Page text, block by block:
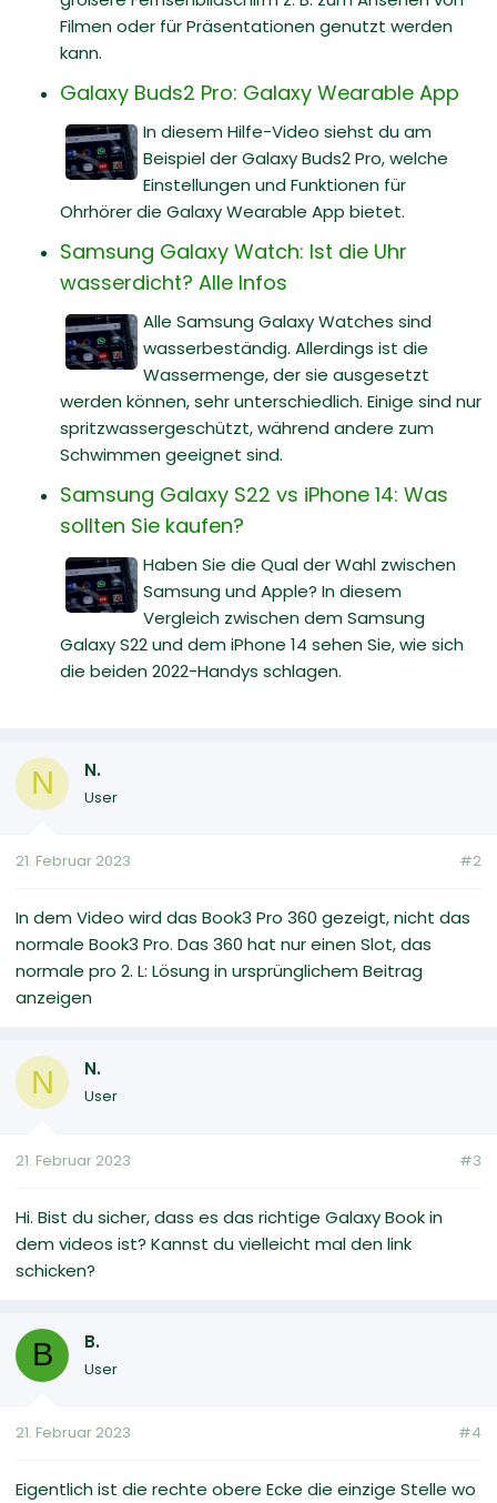
Filmen oder für Präsentationen genutzt werden
kann.
Galaxy Buds2 Pro: Galaxy Wearable App
In diesem Hilfe-Video siehst du am
Beispiel der Galaxy Buds2 Pro, welche
Einstellungen und Funktionen für
Ohrhörer die Galaxy Wearable App bietet.
Samsung Galaxy Watch: Ist die Uhr
wasserdicht? Alle Infos
Alle Samsung Galaxy Watches sind
wasserbeständig. Allerdings ist die
Wassermenge, der sie ausgesetzt
werden können, sehr unterschiedlich. Einige sind nur
spritzwassergeschützt, während andere zum
Schwimmen geeignet sind.
Samsung Galaxy S22 vs iPhone 14: Was
sollten Sie kaufen?
Haben Sie die Qual der Wahl zwischen
Samsung und Apple? In diesem
Vergleich zwischen dem Samsung
Galaxy S22 und dem iPhone 14 sehen Sie, wie sich
die beiden 2022-Handys schlagen.
N N.
User
21. Februar 2023 #2
In dem Video wird das Book3 Pro 360 gezeigt, nicht das
normale Book3 Pro. Das 360 hat nur einen Slot, das
normale pro 2. L: Lösung in ursprünglichem Beitrag
anzeigen
N N.
User
21. Februar 2023 #3
Hi. Bist du sicher, dass es das richtige Galaxy Book in
dem videos ist? Kannst du vielleicht mal den link
schicken?
B B.
User
21. Februar 2023 #4
Eigentlich ist die rechte obere Ecke die einzige Stelle wo